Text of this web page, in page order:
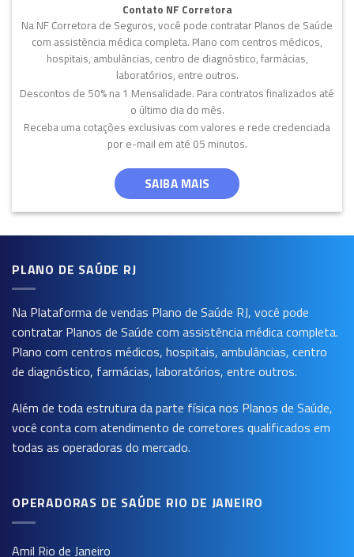
Contato NF Corretora
Na NF Corretora de Seguros, você pode contratar Planos de Saúde
com assistência médica completa. Plano com centros médicos,
hospitais, ambulâncias, centro de diagnóstico, farmácias,
laboratórios, entre outros.
Descontos de 50% na 1 Mensalidade. Para contratos finalizados até
o último dia do mês.
Receba uma cotações exclusivas com valores e rede credenciada
por e-mail em até 05 minutos.
SAIBA MAIS
PLANO DE SAÚDE RJ
Na Plataforma de vendas Plano de Saúde RJ, você pode
contratar Planos de Saúde com assistência médica completa.
Plano com centros médicos, hospitais, ambulâncias, centro
de diagnóstico, farmácias, laboratórios, entre outros.
Além de toda estrutura da parte física nos Planos de Saúde,
você conta com atendimento de corretores qualificados em
todas as operadoras do mercado.
OPERADORAS DE SAÚDE RIO DE JANEIRO
Amil Rio de Janeiro